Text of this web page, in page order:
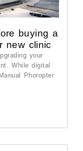
buying a
new clinic
your
While digital
Phoropter